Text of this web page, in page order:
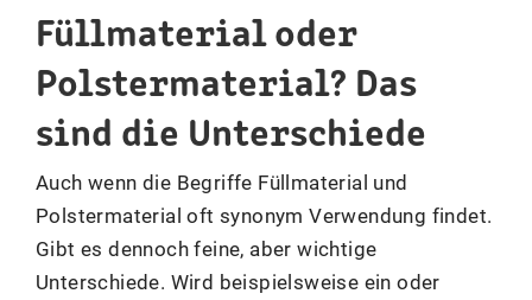
Füllmaterial oder
Polstermaterial? Das
sind die Unterschiede
Auch wenn die Begriffe Füllmaterial und
Polstermaterial oft synonym Verwendung findet.
Gibt es dennoch feine, aber wichtige
Unterschiede. Wird beispielsweise ein oder